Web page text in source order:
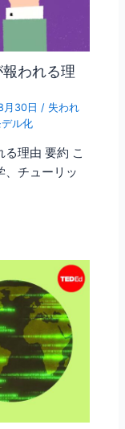
われる理
30日 / 失われ
ル化
理由 要約 こ
、チューリッ